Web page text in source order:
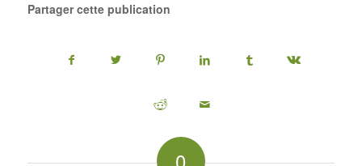
Partager cette publication